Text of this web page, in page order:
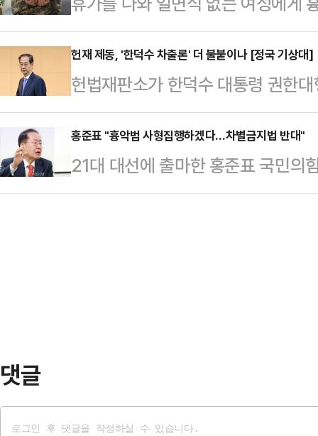
라며 이같이 밝혔다.특히 문 권한대
우리 사회가 성장하기 …
으로 치러지는 조기 대선이라 여론
권주자도 뚜렷하게 대두하지 않는
많게는 30여명만 각 후보 지원에
따르면, 1차 경선 진출자는 △김문
안철수 의원…
군인이 범행 직후 가족에게 심신미
진술이 나왔다.18일 법조계에 따르
사)는 전날 성폭력범죄의 처벌 등에
소된 20대 A씨에 대한 2차 공판을
병원으로 이송한 경찰관 B씨에 대
단적 선택을 시도했다"며 "도주와
다.이어 "봉합 …
헌재 제동, '한덕수 차출론' 더 불붙이나 [정국 기상대]
헌법재판소가 한덕수 대통령 권한
보자 2명(이완규·함상훈)을 지명한
을 받아들이면서, 정치권 안팎에선
'한덕수 차출론'이 힘을 잃게 되는
영 대선 후보로 나서는 데에는 별다
홍준표 "흉악범 사형집행하겠다…차별금지법 반대"
21대 대선에 출마한 홍준표 국민의
을 발표하면서 "흉약범 사형을 집
댓글